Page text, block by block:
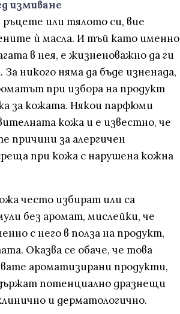
измиване
или тялото си, вие
ѝ масла. И тъй като именно
в нея, е жизненоважно да ги
никого няма да бъде изненада,
при избора на продукт
за кожата. Някои парфюми
кожа и е известно, че
причини за алергичен
при кожа с нарушена кожна
често избират или са
без аромат, мислейки, че
с него в полза на продукт,
Оказва се обаче, че това
ароматизирани продукти,
потенциално дразнещи
и дерматологично.